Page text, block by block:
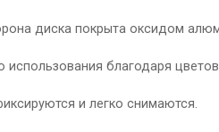
диска покрыта оксидом
использования благодаря
и легко снимаются.